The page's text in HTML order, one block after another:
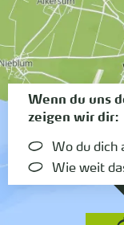
Wenn du uns
zeigen wir dir:
Wo du dich
Wie weit